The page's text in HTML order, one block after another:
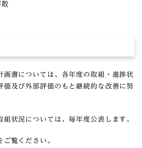
散
画書については、各年度の取組・進捗状
価及び外部評価のもと継続的な改善に努
組状況については、毎年度公表します。
覧ください。